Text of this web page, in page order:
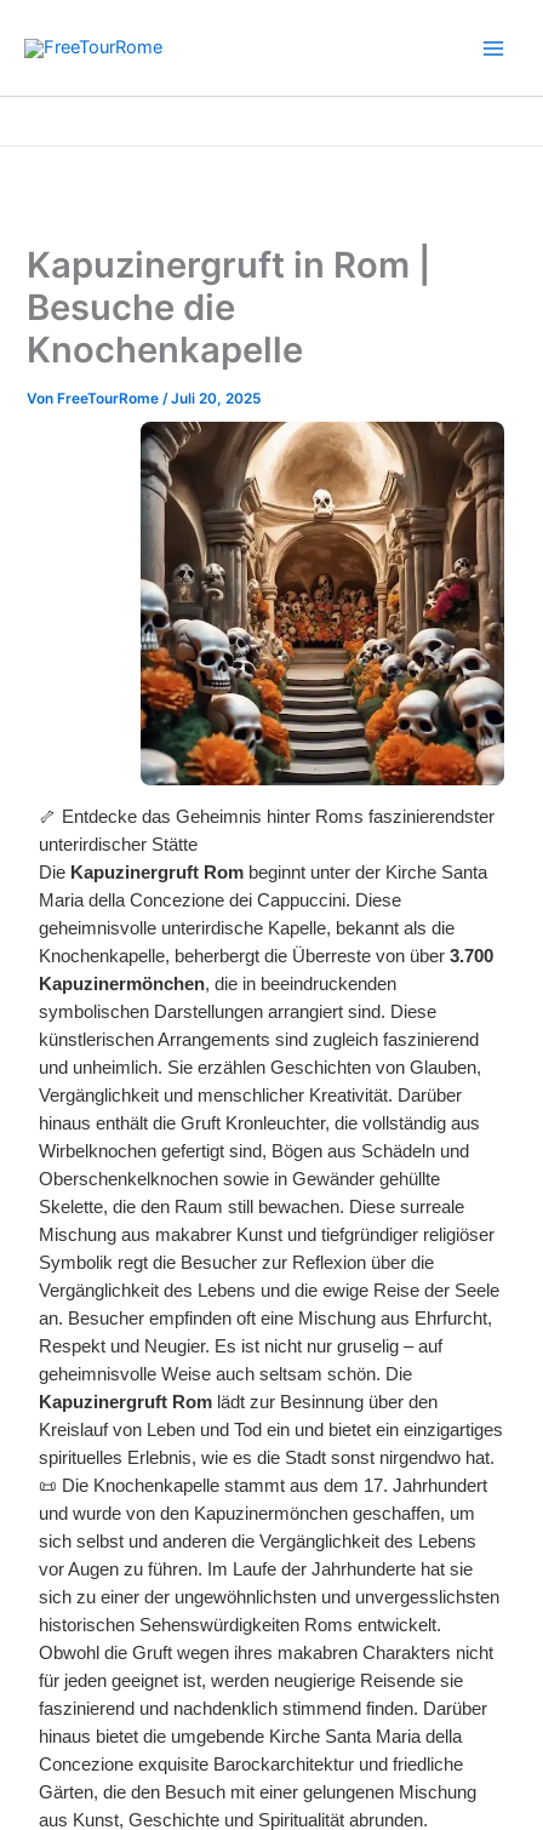
Inhalt
Kapuzinergruft in Rom |
Besuche die
Knochenkapelle
Von FreeTourRome/Juli 20, 2025
🦴 Entdecke das Geheimnis hinter Roms faszinierendster
unterirdischer Stätte
Die Kapuzinergruft Rom beginnt unter der Kirche Santa
Maria della Concezione dei Cappuccini. Diese
geheimnisvolle unterirdische Kapelle, bekannt als die
Knochenkapelle, beherbergt die Überreste von über3.700
Kapuzinermönchen, die in beeindruckenden
symbolischen Darstellungen arrangiert sind. Diese
künstlerischen Arrangements sind zugleich faszinierend
und unheimlich. Sie erzählen Geschichten von Glauben,
Vergänglichkeit und menschlicher Kreativität. Darüber
hinaus enthält die Gruft Kronleuchter, die vollständig aus
Wirbelknochen gefertigt sind, Bögen aus Schädeln und
Oberschenkelknochen sowie in Gewänder gehüllte
Skelette, die den Raum still bewachen. Diese surreale
Mischung aus makabrer Kunst und tiefgründiger religiöser
Symbolik regt die Besucher zur Reflexion über die
Vergänglichkeit des Lebens und die ewige Reise der Seele
an. Besucher empfinden oft eine Mischung aus Ehrfurcht,
Respekt und Neugier. Es ist nicht nur gruselig – auf
geheimnisvolle Weise auch seltsam schön. Die
Kapuzinergruft Rom lädt zur Besinnung über den
Kreislauf von Leben und Tod ein und bietet ein einzigartiges
spirituelles Erlebnis, wie es die Stadt sonst nirgendwo hat.
📜 Die Knochenkapelle stammt aus dem 17. Jahrhundert
und wurde von den Kapuzinermönchen geschaffen, um
sich selbst und anderen die Vergänglichkeit des Lebens
vor Augen zu führen. Im Laufe der Jahrhunderte hat sie
sich zu einer der ungewöhnlichsten und unvergesslichsten
historischen Sehenswürdigkeiten Roms entwickelt.
Obwohl die Gruft wegen ihres makabren Charakters nicht
für jeden geeignet ist, werden neugierige Reisende sie
faszinierend und nachdenklich stimmend finden. Darüber
hinaus bietet die umgebende Kirche Santa Maria della
Concezione exquisite Barockarchitektur und friedliche
Gärten, die den Besuch mit einer gelungenen Mischung
aus Kunst, Geschichte und Spiritualität abrunden.